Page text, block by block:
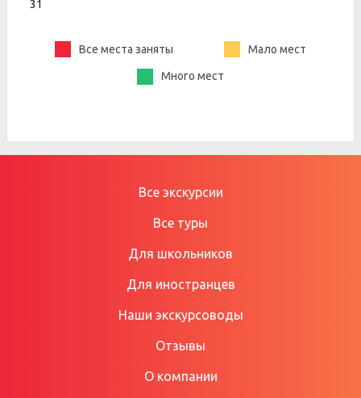
31
Все места заняты Мало мест
Много мест
Все экскурсии
Все туры
Для школьников
Для иностранцев
Наши экскурсоводы
Отзывы
О компании